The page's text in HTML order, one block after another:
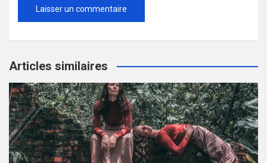
Articles similaires